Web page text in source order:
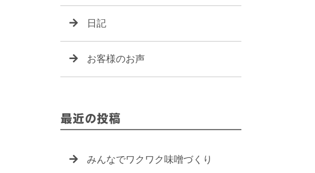
日記
お客様のお声
最近の投稿
みんなでワクワク味噌づくり